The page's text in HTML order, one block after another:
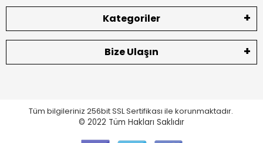
Kategoriler
Bize Ulaşın
Tüm bilgileriniz 256bit SSL Sertifikası ile korunmaktadır.
© 2022 Tüm Hakları Saklıdır